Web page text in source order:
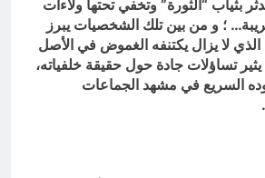
بثياب “الثورة” وتخفي تحتها ولاءات
؛ و من بين تلك الشخصيات يبرز
الذي لا يزال يكتنفه الغموض في الأصل
تساؤلات جادة حول حقيقة خلفياته،
السريع في مشهد الجماعات